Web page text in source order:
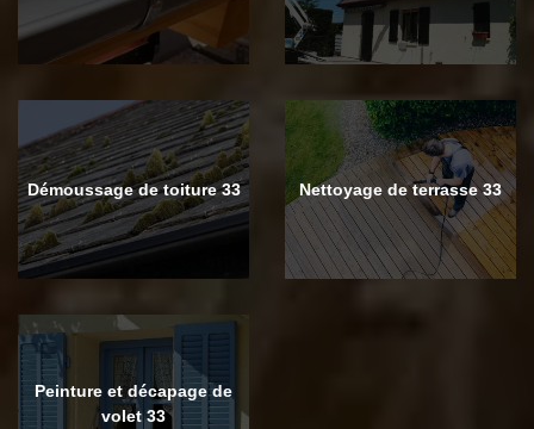
Démoussage de toiture 33 Nettoyage de terrasse 33
Peinture et décapage de
volet 33